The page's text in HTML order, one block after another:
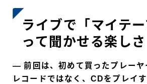
ライブで「マイテ
って聞かせる楽しさ
― 前回は、初めて買ったプレーヤ
レコードではなく、CDをプレイ